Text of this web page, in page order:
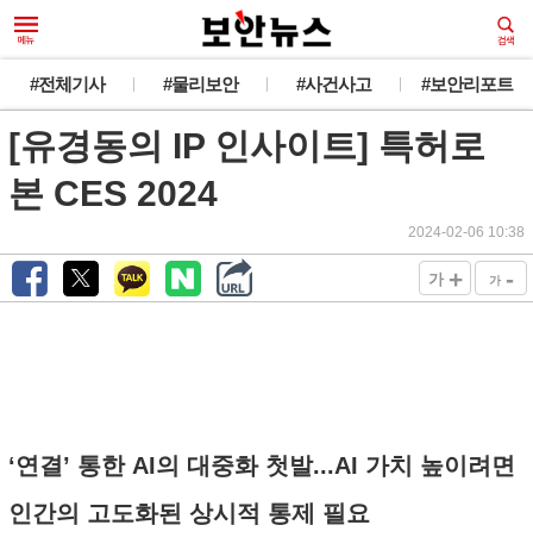
#전체기사 #물리보안 #사건사고 #보안리포트
[유경동의 IP 인사이트] 특허로
본 CES 2024
2024-02-06 10:38
가 + 가 -
‘연결’ 통한 AI의 대중화 첫발...AI 가치 높이려면
인간의 고도화된 상시적 통제 필요